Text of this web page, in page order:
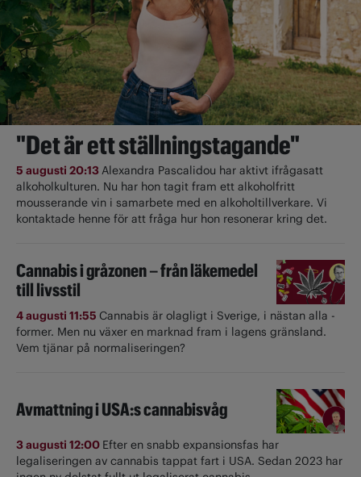
"Det är ett ställningstagande"
5 augusti 20:13Alexandra Pascalidou har aktivt ifrågasatt
alkoholkulturen. Nu har hon tagit fram ett alkoholfritt
mousserande vin i samarbete med en alkoholtillverkare. Vi
kontaktade henne för att fråga hur hon resonerar kring det.
Cannabis i gråzonen – från läkemedel
till livsstil
4 augusti 11:55 Cannabis är olagligt i ­Sverige, i nästan alla ­
former. Men nu växer en marknad fram i lagens gränsland.
Vem tjänar på normaliseringen?
Avmattning i USA:s cannabisvåg
3 augusti 12:00 Efter en snabb expansionsfas har
legaliseringen av cannabis tappat fart i USA. Sedan 2023 har